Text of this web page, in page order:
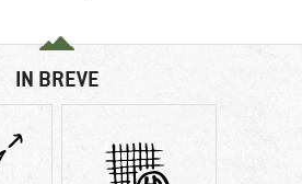
IN BREVE